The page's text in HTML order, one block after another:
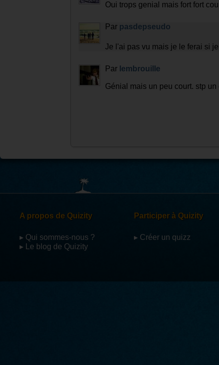
Oui trops genial mais fort fort
Par pasdepseudo
Je l'ai pas vu mais je le ferai si
Par lembrouille
Génial mais un peu court. stp
A propos de Quizity
▸ Qui sommes-nous ?
▸ Le blog de Quizity
Participer à Quizity
▸ Créer un quizz